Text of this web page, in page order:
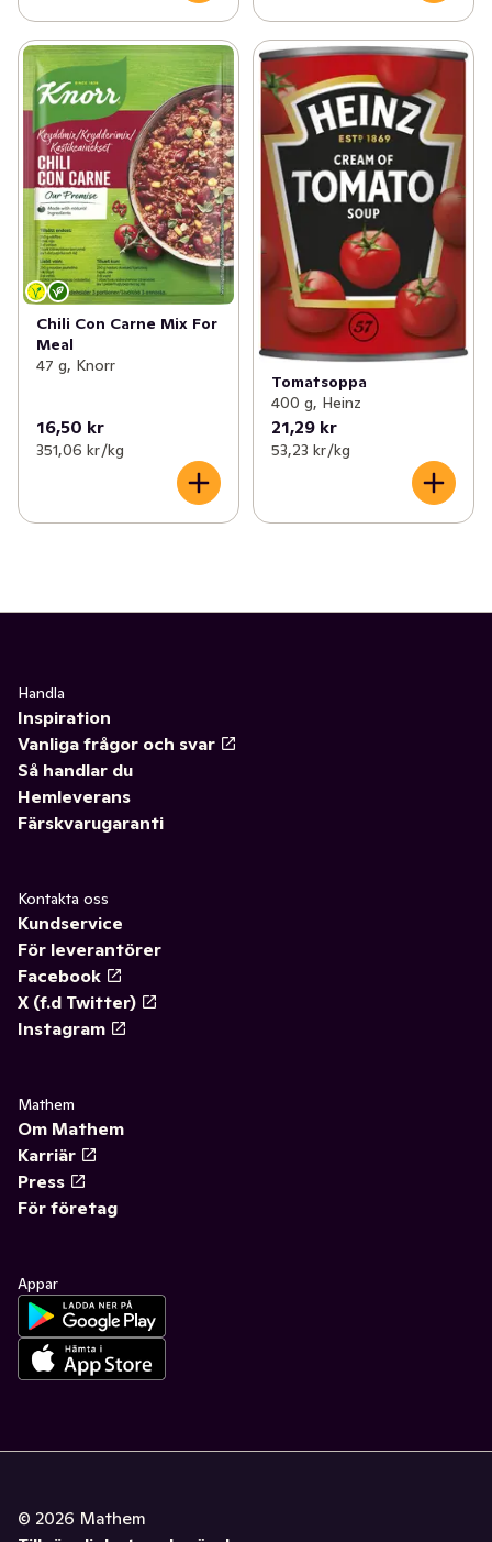
Chili Con Carne Mix For
Meal
47 g, Knorr
16,50 kr
351,06 kr /kg
Tomatsoppa
400 g, Heinz
21,29 kr
53,23 kr /kg
Handla
Inspiration
Vanliga frågor och svar
Så handlar du
Hemleverans
Färskvarugaranti
Kontakta oss
Kundservice
För leverantörer
Facebook
X (f.d Twitter)
Instagram
Mathem
Om Mathem
Karriär
Press
För företag
Appar
© 2026 Mathem